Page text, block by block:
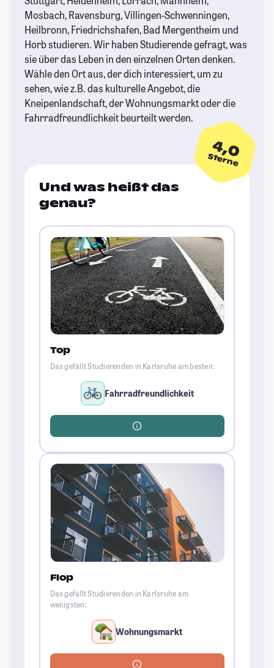
Mosbach, Ravensburg, Villingen-Schwenningen,
Heilbronn, Friedrichshafen, Bad Mergentheim und
Horb studieren. Wir haben Studierende gefragt, was
sie über das Leben in den einzelnen Orten denken.
Wähle den Ort aus, der dich interessiert, um zu
sehen, wie z.B. das kulturelle Angebot, die
Kneipenlandschaft, der Wohnungsmarkt oder die
Fahrradfreundlichkeit beurteilt werden.
4,0
Sterne
Und was heißt das
genau?
Top
Das gefällt Studierenden in Karlsruhe am besten:
Fahrradfreundlichkeit
Flop
Das gefällt Studierenden in Karlsruhe am
wenigsten:
Wohnungsmarkt